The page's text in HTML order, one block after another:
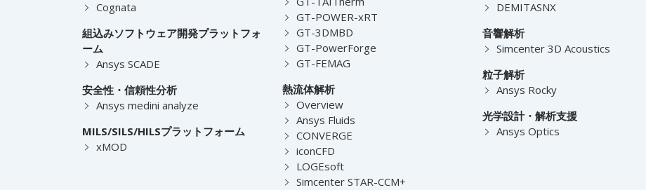
Cognata
組込みソフトウェア開発プラットフォ
ーム
Ansys SCADE
安全性・信頼性分析
Ansys medini analyze
MILS/SILS/HILSプラットフォーム
xMOD
GT-POWER-xRT
GT-3DMBD
GT-PowerForge
GT-FEMAG
熱流体解析
Overview
Ansys Fluids
CONVERGE
iconCFD
LOGEsoft
Simcenter STAR-CCM+
DEMITASNX
音響解析
Simcenter 3D Acoustics
粒子解析
Ansys Rocky
光学設計・解析支援
Ansys Optics